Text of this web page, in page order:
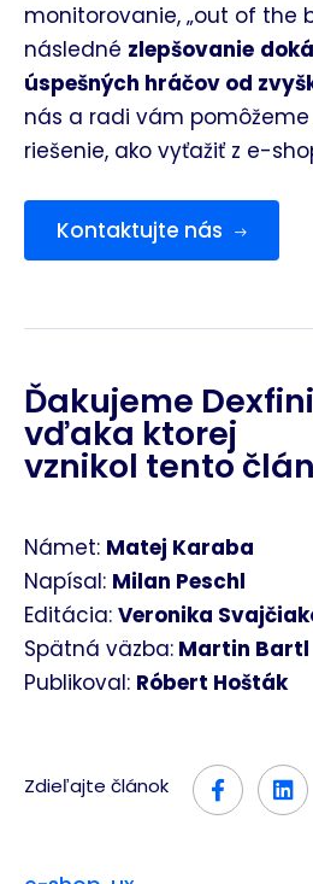
monitorovanie, „out of the
následné zlepšovanie
úspešných hráčov od
nás a radi vám
riešenie, ako vyťažiť z e-
Kontaktujte nás
Ďakujeme
vďaka ktorej
vznikol tento
Námet: Matej Karaba
Napísal: Milan Peschl
Editácia: Veronika
Spätná väzba: Martin Bartl
Publikoval: Róbert Hošták
Zdieľajte článok